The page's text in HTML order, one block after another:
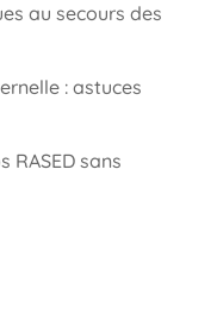
au secours des
: astuces
RASED sans